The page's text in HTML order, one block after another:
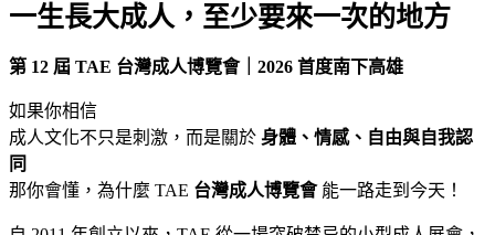
一生長大成人，至少要來一次的地方
第 12 屆 TAE 台灣成人博覽會｜2026 首度南下高雄
如果你相信
成人文化不只是刺激，而是關於 身體、情感、自由與自我認
同
那你會懂，為什麼 TAE 台灣成人博覽會能一路走到今天！